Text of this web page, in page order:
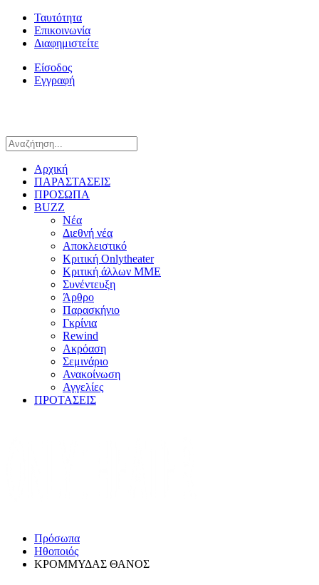
Ταυτότητα
Επικοινωνία
Διαφημιστείτε
Είσοδος
Εγγραφή
Αρχική
ΠΑΡΑΣΤΑΣΕΙΣ
ΠΡΟΣΩΠΑ
BUZZ
Νέα
Διεθνή νέα
Αποκλειστικό
Κριτική Onlytheater
Κριτική άλλων ΜΜΕ
Συνέντευξη
Άρθρο
Παρασκήνιο
Γκρίνια
Rewind
Ακρόαση
Σεμινάριο
Ανακοίνωση
Αγγελίες
ΠΡΟΤΑΣΕΙΣ
Πρόσωπα
Ηθοποιός
ΚΡΟΜΜΥΔΑΣ ΘΑΝΟΣ